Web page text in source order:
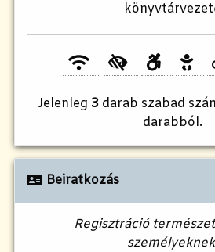
Jelenleg 3 darab szabad
darabból.
Beiratkozás
Regisztráció